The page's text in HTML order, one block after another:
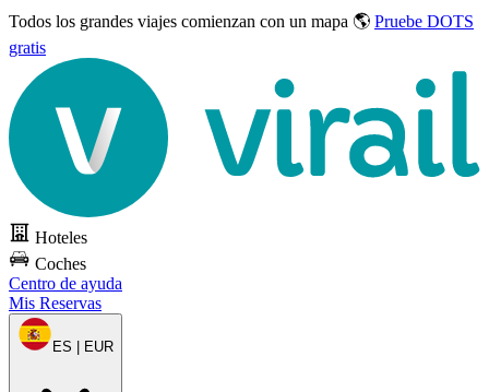
Todos los grandes viajes comienzan con un mapa 🌎 Pruebe DOTS
gratis
Hoteles
Coches
Centro de ayuda
Mis Reservas
ES | EUR